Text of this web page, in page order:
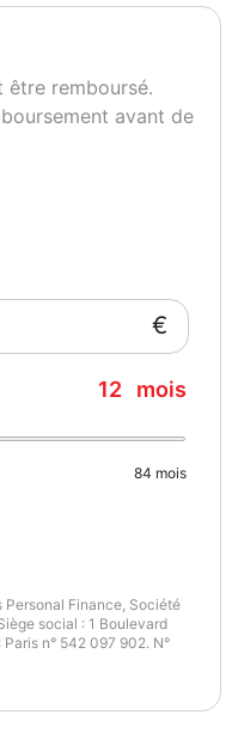
remboursé.
avant de
€
12 mois
84 mois
Personal Finance, Société
social : 1 Boulevard
n° 542 097 902. N°